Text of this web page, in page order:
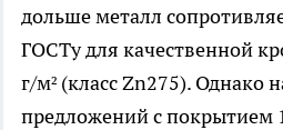
дольше металл
ГОСТу для качественной
г/м² (класс Zn275). Однако
предложений с покрытием